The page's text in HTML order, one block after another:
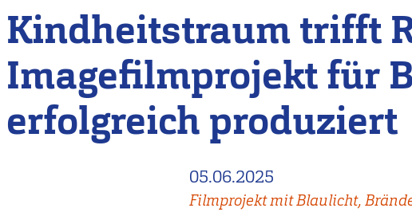
Inhalt
Kindheitstraum trifft
Imagefilmprojekt für
erfolgreich produziert
05.06.2025
Filmprojekt mit Blaulicht,